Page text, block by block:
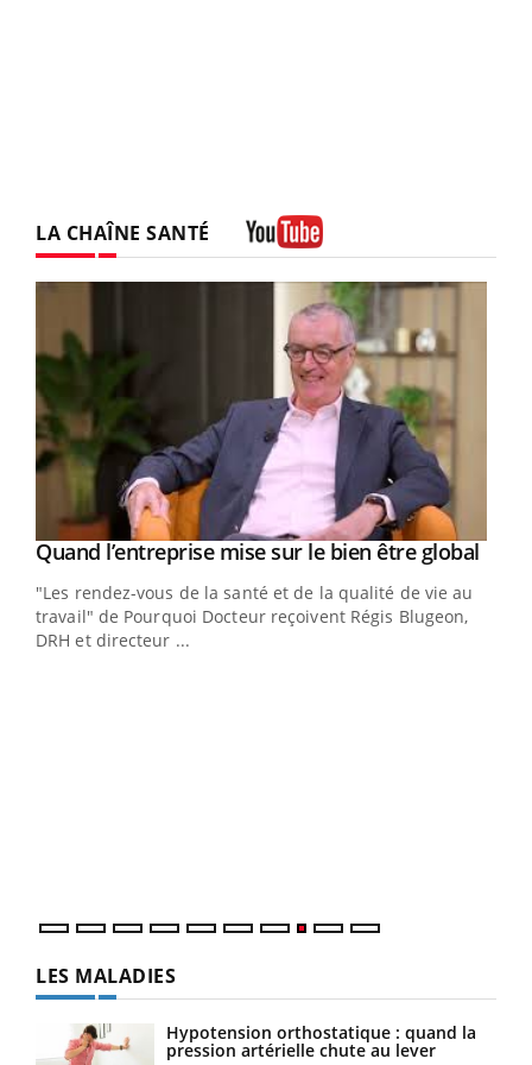
LA CHAÎNE SANTÉ
Youtube
Quand l’entreprise mise sur le bien être global
"Les rendez-vous de la santé et de la qualité de vie au
travail" de Pourquoi Docteur reçoivent Régis Blugeon,
DRH et directeur ...
LES MALADIES
Hypotension orthostatique : quand la
pression artérielle chute au lever